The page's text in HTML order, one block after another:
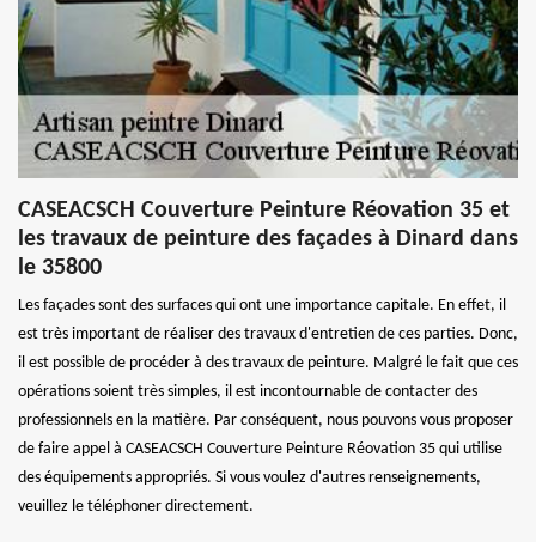
CASEACSCH Couverture Peinture Réovation 35 et
les travaux de peinture des façades à Dinard dans
le 35800
Les façades sont des surfaces qui ont une importance capitale. En effet, il
est très important de réaliser des travaux d'entretien de ces parties. Donc,
il est possible de procéder à des travaux de peinture. Malgré le fait que ces
opérations soient très simples, il est incontournable de contacter des
professionnels en la matière. Par conséquent, nous pouvons vous proposer
de faire appel à CASEACSCH Couverture Peinture Réovation 35 qui utilise
des équipements appropriés. Si vous voulez d'autres renseignements,
veuillez le téléphoner directement.